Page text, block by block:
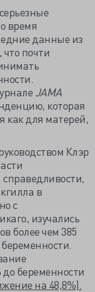
время
данные из
почти
JAMA
которая
как для матерей,
Клэр
в
с
изучались
более чем 385
до беременности
на 48,8%).